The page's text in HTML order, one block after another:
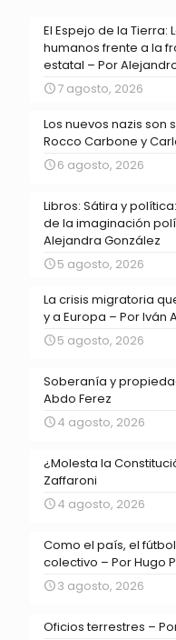
El Espejo de la Tierra:
humanos frente a la
estatal – Por
7 agosto, 2026
Los nuevos nazis son
Rocco Carbone y
6 agosto, 2026
Libros: Sátira y
de la imaginación
Alejandra González
5 agosto, 2026
La crisis migratoria
y a Europa – Por Iván
5 agosto, 2026
Soberanía y
Abdo Ferez
4 agosto, 2026
¿Molesta la
Zaffaroni
4 agosto, 2026
Como el país, el
colectivo – Por Hugo
3 agosto, 2026
Oficios terrestres –